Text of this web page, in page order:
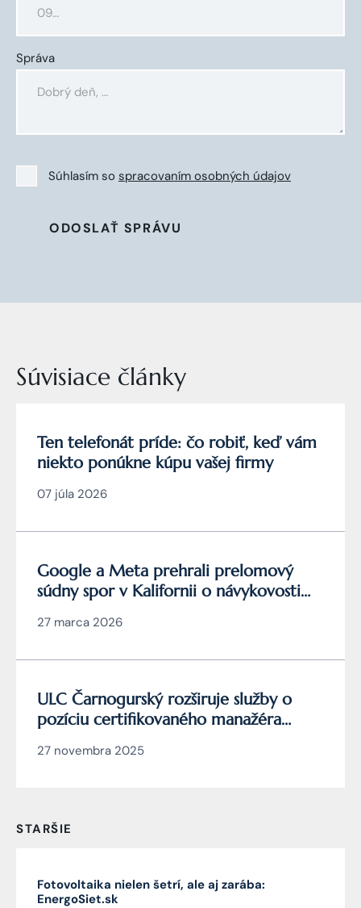
Správa
Súhlasím so spracovaním osobných údajov
ODOSLAŤ SPRÁVU
Súvisiace články
Ten telefonát príde: čo robiť, keď vám
niekto ponúkne kúpu vašej firmy
07 júla 2026
Google a Meta prehrali prelomový
súdny spor v Kalifornii o návykovosti
27 marca 2026
ULC Čarnogurský rozširuje služby o
pozíciu certifikovaného manažéra
27 novembra 2025
STARŠIE
Fotovoltaika nielen šetrí, ale aj zarába:
EnergoSiet.sk